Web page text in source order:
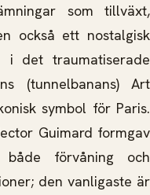
som tillväxt,
också ett nostalgisk
i det traumatiserade
(tunnelbanans) Art
symbol för Paris.
Guimard formgav
förvåning och
den vanligaste är